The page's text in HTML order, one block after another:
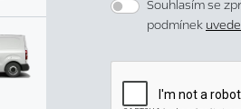
Souhlasím se
podmínek